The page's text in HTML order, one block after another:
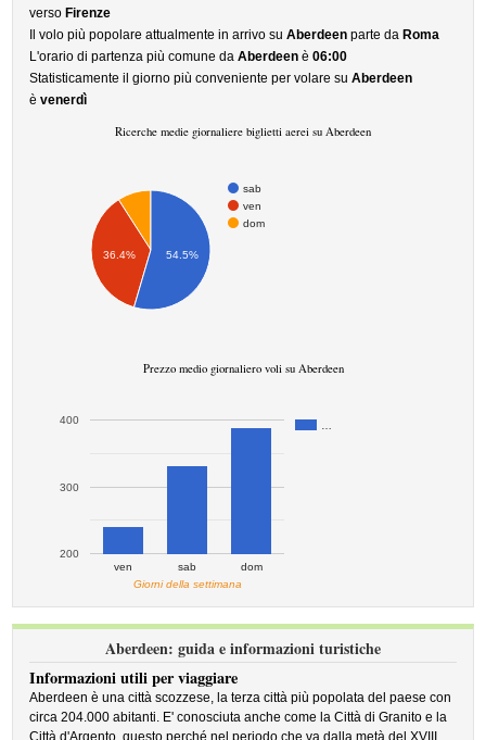
verso Firenze
Il volo più popolare attualmente in arrivo suAberdeen parte da Roma
L'orario di partenza più comune daAberdeen è06:00
Statisticamente il giorno più conveniente per volare suAberdeen
èvenerdì
Ricerche medie giornaliere biglietti aerei su Aberdeen
sab
ven
dom
36.4% 54.5%
Prezzo medio giornaliero voli su Aberdeen
ven sab dom
200
300
400
Giorni della settimana
Aberdeen: guida e informazioni turistiche
Informazioni utili per viaggiare
Aberdeen è una città scozzese, la terza città più popolata del paese con
circa 204.000 abitanti. E' conosciuta anche come la Città di Granito e la
Città d'Argento, questo perché nel periodo che va dalla metà del XVIII